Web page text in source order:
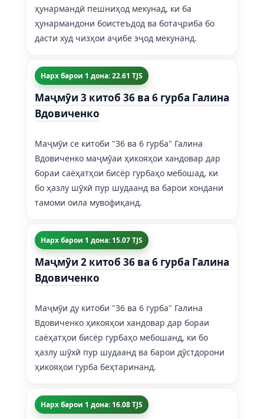
ҳунармандӣ пешниҳод мекунад, ки ба
ҳунармандони боистеъдод ва ботаҷриба бо
дасти худ чизҳои аҷибе эҷод мекунанд.
Нарх барои 1 дона: 22.61 TJS
Маҷмӯи 3 китоб 36 ва 6 гурба Галина
Вдовиченко
Маҷмӯи се китоби "36 ва 6 гурба" Галина
Вдовиченко маҷмӯаи ҳикояҳои хандовар дар
бораи саёҳатҳои бисёр гурбаҳо мебошад, ки
бо ҳазлу шӯхӣ пур шудаанд ва барои хондани
тамоми оила мувофиқанд.
Нарх барои 1 дона: 15.07 TJS
Маҷмӯи 2 китоб 36 ва 6 гурба Галина
Вдовиченко
Маҷмӯи ду китоби "36 ва 6 гурба" Галина
Вдовиченко ҳикояҳои хандовар дар бораи
саёҳатҳои бисёр гурбаҳо мебошанд, ки бо
ҳазлу шӯхӣ пур шудаанд ва барои дӯстдорони
ҳикояҳои гурба беҳтаринанд.
Нарх барои 1 дона: 16.08 TJS